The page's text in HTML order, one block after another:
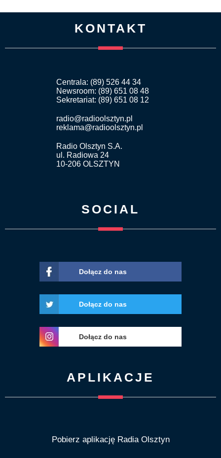
KONTAKT
Centrala: (89) 526 44 34
Newsroom: (89) 651 08 48
Sekretariat: (89) 651 08 12
radio@radioolsztyn.pl
reklama@radioolsztyn.pl
Radio Olsztyn S.A.
ul. Radiowa 24
10-206 OLSZTYN
SOCIAL
Dołącz do nas
Dołącz do nas
Dołącz do nas
APLIKACJE
Pobierz aplikację Radia Olsztyn